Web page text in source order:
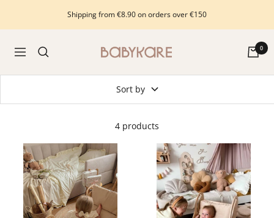
Shipping from €8.90 on orders over €150
Navigation
Babykare
pour
Chambre
bébé,
enfance
et
puériculture.
Tout
ce
0
Sort by
4 products